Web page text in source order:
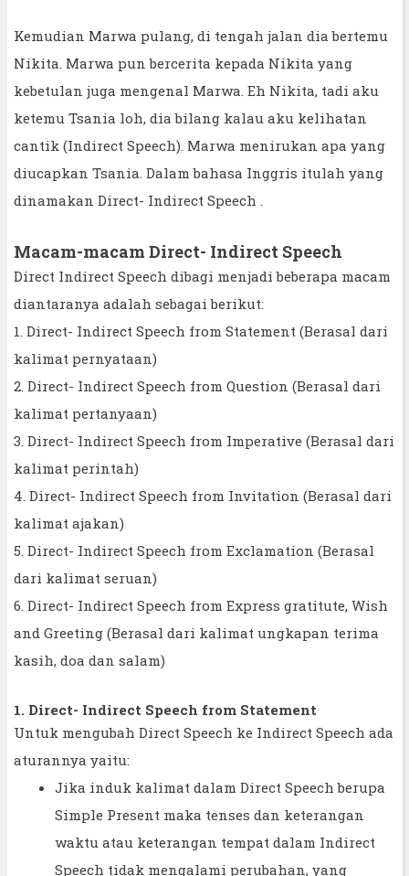
Kemudian Marwa pulang, di tengah jalan dia bertemu
Nikita. Marwa pun bercerita kepada Nikita yang
kebetulan juga mengenal Marwa. Eh Nikita, tadi aku
ketemu Tsania loh, dia bilang kalau aku kelihatan
cantik (Indirect Speech). Marwa menirukan apa yang
diucapkan Tsania. Dalam bahasa Inggris itulah yang
dinamakan Direct- Indirect Speech .
Macam-macam Direct- Indirect Speech
Direct Indirect Speech dibagi menjadi beberapa macam
diantaranya adalah sebagai berikut:
1. Direct- Indirect Speech from Statement (Berasal dari
kalimat pernyataan)
2. Direct- Indirect Speech from Question (Berasal dari
kalimat pertanyaan)
3. Direct- Indirect Speech from Imperative (Berasal dari
kalimat perintah)
4. Direct- Indirect Speech from Invitation (Berasal dari
kalimat ajakan)
5. Direct- Indirect Speech from Exclamation (Berasal
dari kalimat seruan)
6. Direct- Indirect Speech from Express gratitute, Wish
and Greeting (Berasal dari kalimat ungkapan terima
kasih, doa dan salam)
1. Direct- Indirect Speech from Statement
Untuk mengubah Direct Speech ke Indirect Speech ada
aturannya yaitu:
Jika induk kalimat dalam Direct Speech berupa
Simple Present maka tenses dan keterangan
waktu atau keterangan tempat dalam Indirect
Speech tidak mengalami perubahan, yang